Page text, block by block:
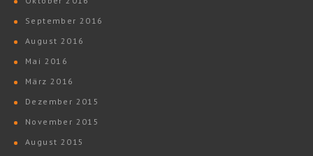
September 2016
August 2016
Mai 2016
März 2016
Dezember 2015
November 2015
August 2015